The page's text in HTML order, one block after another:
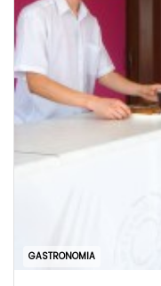
GASTRONOMIA